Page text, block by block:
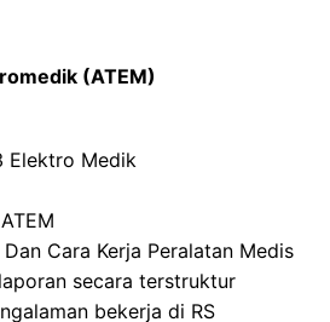
(ATEM)
Elektro Medik
Cara Kerja Peralatan Medis
secara terstruktur
bekerja di RS